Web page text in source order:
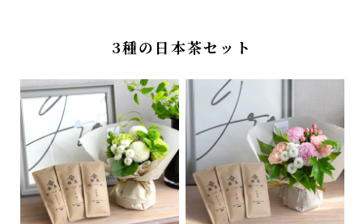
3種の日本茶セット